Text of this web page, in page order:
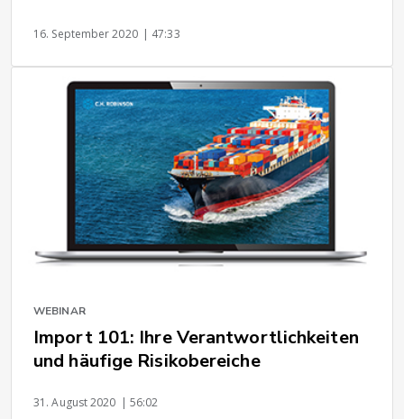
16. September 2020 | 47:33
WEBINAR
Import 101: Ihre Verantwortlichkeiten
und häufige Risikobereiche
31. August 2020 | 56:02